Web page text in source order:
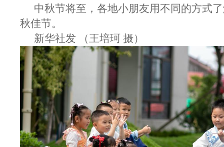
中秋节将至，各地小朋友用不同的方式
秋佳节。
新华社发 （王培珂 摄）